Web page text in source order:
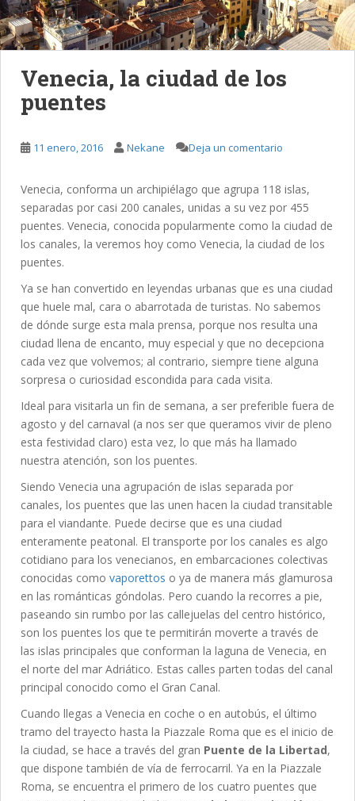
Venecia, la ciudad de los
puentes
11 enero, 2016 Nekane Deja un comentario
Venecia, conforma un archipiélago que agrupa 118 islas,
separadas por casi 200 canales, unidas a su vez por 455
puentes. Venecia, conocida popularmente como la ciudad de
los canales, la veremos hoy como Venecia, la ciudad de los
puentes.
Ya se han convertido en leyendas urbanas que es una ciudad
que huele mal, cara o abarrotada de turistas. No sabemos
de dónde surge esta mala prensa, porque nos resulta una
ciudad llena de encanto, muy especial y que no decepciona
cada vez que volvemos; al contrario, siempre tiene alguna
sorpresa o curiosidad escondida para cada visita.
Ideal para visitarla un fin de semana, a ser preferible fuera de
agosto y del carnaval (a nos ser que queramos vivir de pleno
esta festividad claro) esta vez, lo que más ha llamado
nuestra atención, son los puentes.
Siendo Venecia una agrupación de islas separada por
canales, los puentes que las unen hacen la ciudad transitable
para el viandante. Puede decirse que es una ciudad
enteramente peatonal. El transporte por los canales es algo
cotidiano para los venecianos, en embarcaciones colectivas
conocidas como vaporettos o ya de manera más glamurosa
en las románticas góndolas. Pero cuando la recorres a pie,
paseando sin rumbo por las callejuelas del centro histórico,
son los puentes los que te permitirán moverte a través de
las islas principales que conforman la laguna de Venecia, en
el norte del mar Adriático. Estas calles parten todas del canal
principal conocido como el Gran Canal.
Cuando llegas a Venecia en coche o en autobús, el último
tramo del trayecto hasta la Piazzale Roma que es el inicio de
la ciudad, se hace a través del gran Puente de la Libertad,
que dispone también de vía de ferrocarril. Ya en la Piazzale
Roma, se encuentra el primero de los cuatro puentes que